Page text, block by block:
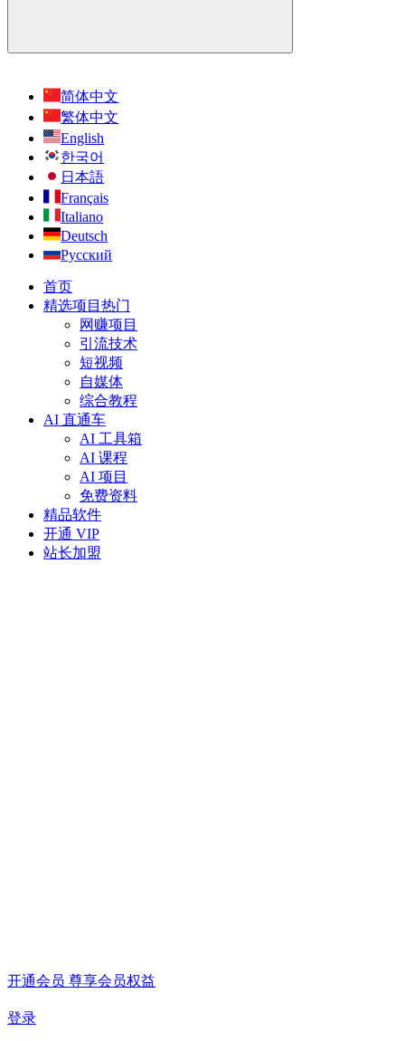
简体中文
繁体中文
English
한국어
日本語
Français
Italiano
Deutsch
Русский
首页
精选项目 热门
网赚项目
引流技术
短视频
自媒体
综合教程
AI 直通车
AI 工具箱
AI 课程
AI 项目
免费资料
精品软件
开通 VIP
站长加盟
开通会员 尊享会员权益
登录